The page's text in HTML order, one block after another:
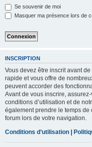
Se souvenir de moi
Masquer ma présence lors de
INSCRIPTION
Vous devez être inscrit avant
rapide et vous offre de
peuvent accorder des
Avant de vous inscrire,
conditions d’utilisation et de
également prendre le temps de
forum lors de votre navigation.
Conditions d’utilisation |